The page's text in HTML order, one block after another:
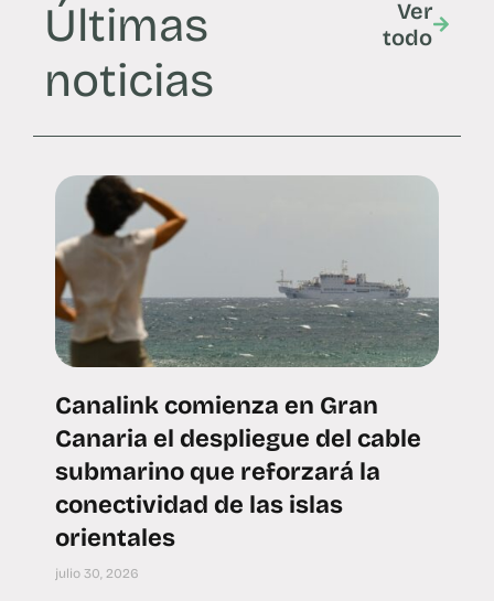
Últimas
noticias
Ver
todo
Canalink comienza en Gran
Canaria el despliegue del cable
submarino que reforzará la
conectividad de las islas
orientales
julio 30, 2026